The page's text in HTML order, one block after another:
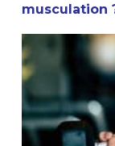
musculation
Est-ce que la